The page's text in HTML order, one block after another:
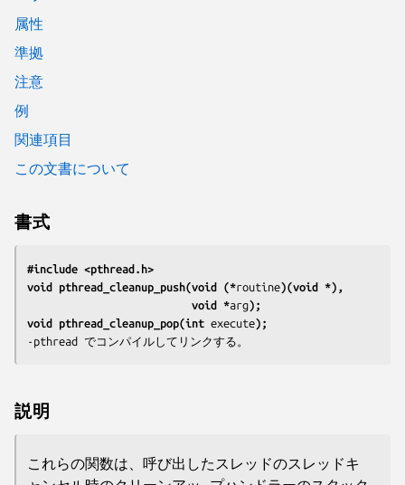
属性
準拠
注意
例
関連項目
この文書について
書式
#include <pthread.h>
void pthread_cleanup_push(void (*routine)(void *),
                          void *
arg);
void pthread_cleanup_pop(int execute);
-pthread でコンパイルしてリンクする。
説明
これらの関数は、呼び出したスレッドのスレッドキ